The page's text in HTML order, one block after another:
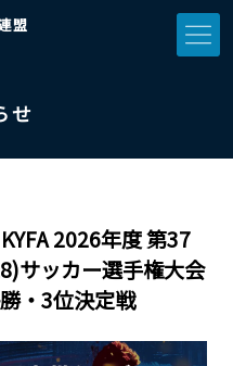
盟
せ
2026年度 第37
サッカー選手権大会
・3位決定戦